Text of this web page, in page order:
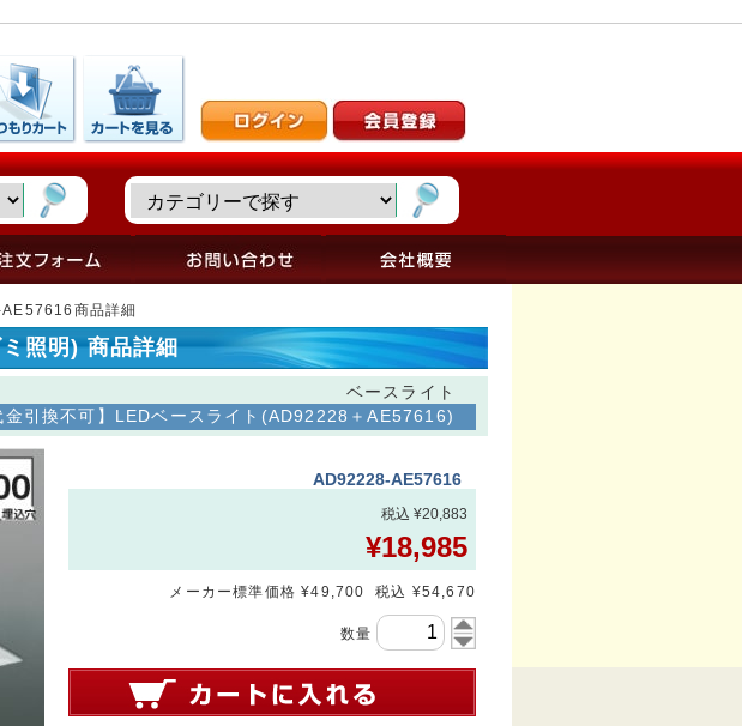
商品詳細
照明) 商品詳細
ベースライト
金引換不可】LEDベースライト(AD92228＋AE57616)
AD92228-AE57616
税込 ¥20,883
¥18,985
メーカー標準価格 ¥49,700 税込 ¥54,670
数量